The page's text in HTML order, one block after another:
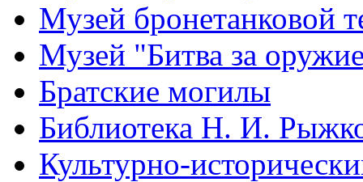
Музей бронетанковой
Музей "Битва за
Братские могилы
Библиотека Н. И.
Культурно-